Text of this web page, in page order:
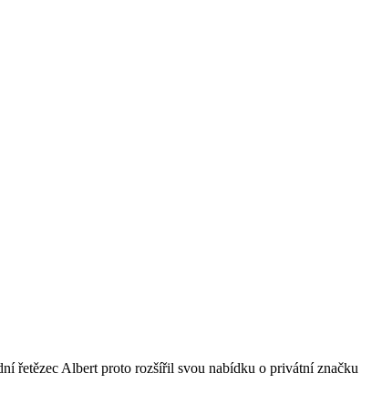
řetězec Albert proto rozšířil svou nabídku o privátní značku